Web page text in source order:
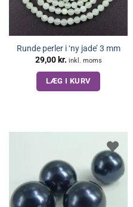
Runde perler i ‘ny jade’ 3 mm
29,00kr. inkl. moms
LÆG I KURV